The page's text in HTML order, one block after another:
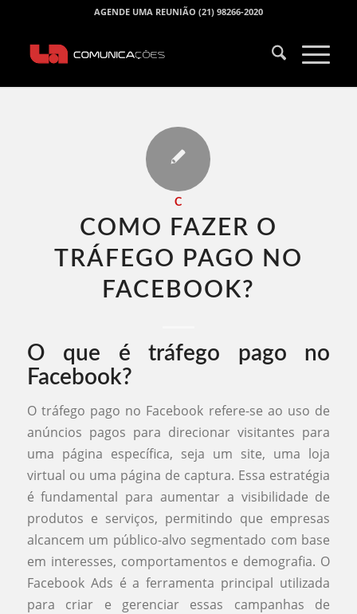
AGENDE UMA REUNIÃO (21) 98266-2020
C
COMO FAZER O
TRÁFEGO PAGO NO
FACEBOOK​?
O que é tráfego pago no
Facebook?
O tráfego pago no Facebook refere-se ao uso de
anúncios pagos para direcionar visitantes para
uma página específica, seja um site, uma loja
virtual ou uma página de captura. Essa estratégia
é fundamental para aumentar a visibilidade de
produtos e serviços, permitindo que empresas
alcancem um público-alvo segmentado com base
em interesses, comportamentos e demografia. O
Facebook Ads é a ferramenta principal utilizada
para criar e gerenciar essas campanhas de